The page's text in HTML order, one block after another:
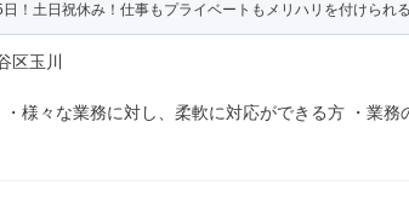
！土日祝休み！仕事もプライベートもメリハリを付けられる
区玉川
様々な業務に対し、柔軟に対応ができる方 ・業務